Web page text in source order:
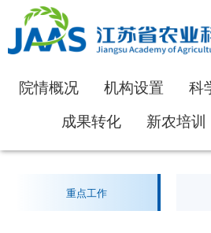
院情概况 机构设置 科
成果转化
新农培训
重点工作